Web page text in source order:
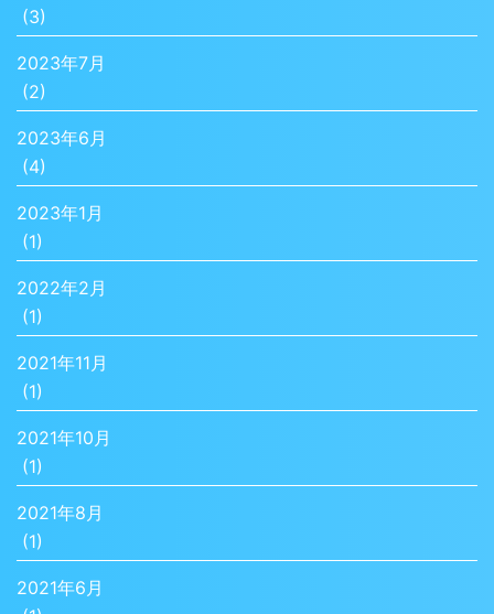
(3)
2023年7月
(2)
2023年6月
(4)
2023年1月
(1)
2022年2月
(1)
2021年11月
(1)
2021年10月
(1)
2021年8月
(1)
2021年6月